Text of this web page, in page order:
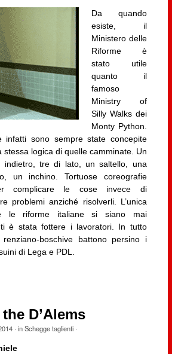
Da quando
esiste, il
Ministero delle
Riforme è
stato utile
quanto il
famoso
Ministry of
Silly Walks dei
Monty Python.
infatti sono sempre state concepite
stessa logica di quelle camminate. Un
indietro, tre di lato, un saltello, una
un inchino. Tortuose coreografie
complicare le cose invece di
problemi anziché risolverli. L’unica
le riforme italiane si siano mai
è stata fottere i lavoratori. In tutto
boschive battono persino i
di Lega e PDL.
D’Alems
· inSchegge taglienti·